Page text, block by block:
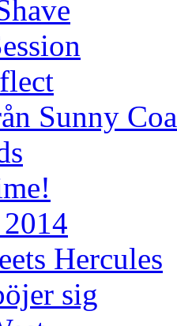
Sunny
Hercules
sig